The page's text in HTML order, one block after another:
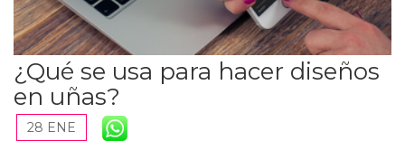
¿Qué se usa para hacer diseños
en uñas?
28 ENE